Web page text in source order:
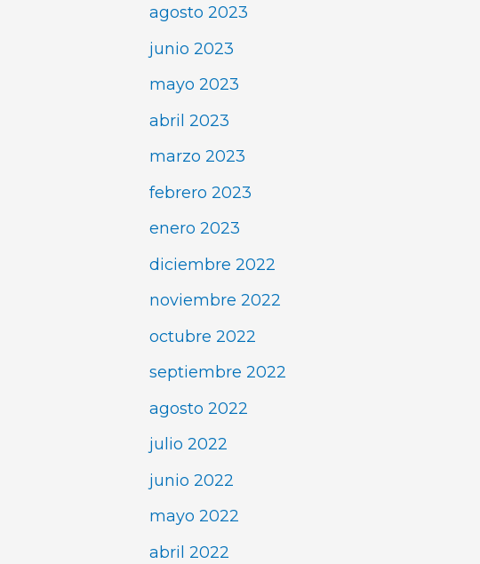
agosto 2023
junio 2023
mayo 2023
abril 2023
marzo 2023
febrero 2023
enero 2023
diciembre 2022
noviembre 2022
octubre 2022
septiembre 2022
agosto 2022
julio 2022
junio 2022
mayo 2022
abril 2022